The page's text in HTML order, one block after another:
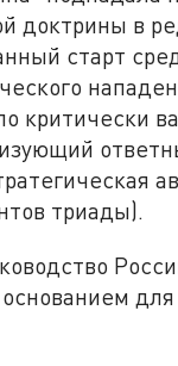
доктрины в
старт
критически
триады).
для